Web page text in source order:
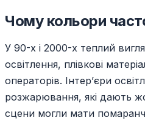
Чому кольори
У 90-х і 2000-х теплий
освітлення, плівкові
операторів. Інтер’єри
розжарювання, які дають
сцени могли мати